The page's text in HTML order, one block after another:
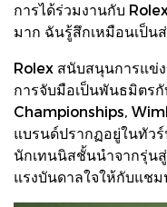
การได้ร่วมงานกับ
มาก ฉันรู้สึกเหมือนเป็น
Rolex สนับสนุนการแข่
การจับมือเป็นพันธมิตร
Championships,
แบรนด์ปรากฏอยู่ในทัวร์
นักเทนนิสชั้นนำจากรุ่น
แรงบันดาลใจให้กับแช